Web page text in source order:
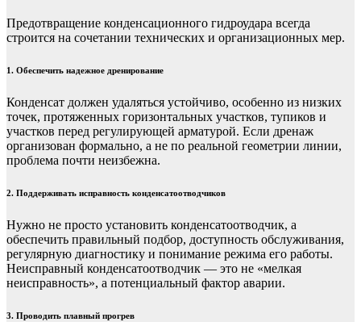
Предотвращение конденсационного гидроудара всегда
строится на сочетании технических и организационных мер.
1. Обеспечить надежное дренирование
Конденсат должен удаляться устойчиво, особенно из низких
точек, протяженных горизонтальных участков, тупиков и
участков перед регулирующей арматурой. Если дренаж
организован формально, а не по реальной геометрии линии,
проблема почти неизбежна.
2. Поддерживать исправность конденсатоотводчиков
Нужно не просто установить конденсатоотводчик, а
обеспечить правильный подбор, доступность обслуживания,
регулярную диагностику и понимание режима его работы.
Неисправный конденсатоотводчик — это не «мелкая
неисправность», а потенциальный фактор аварии.
3. Проводить плавный прогрев